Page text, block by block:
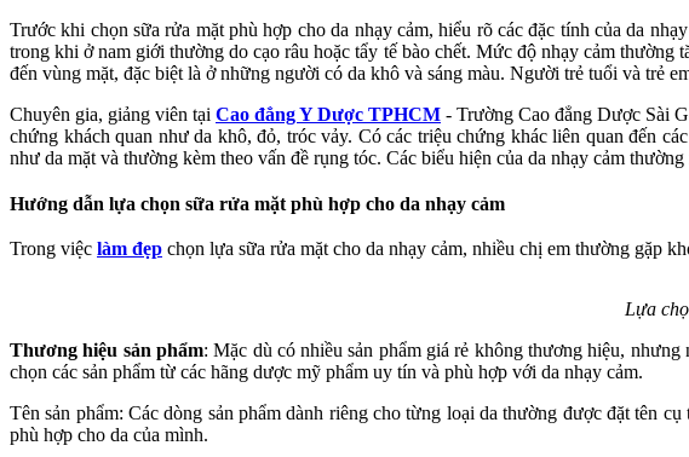
Trước khi chọn sữa rửa mặt phù hợp cho da nhạy cảm, hiểu rõ các đặc tính của da
trong khi ở nam giới thường do cạo râu hoặc tẩy tế bào chết. Mức độ nhạy cảm
đến vùng mặt, đặc biệt là ở những người có da khô và sáng màu. Người trẻ tuổi và trẻ
Chuyên gia, giảng viên tại Cao đẳng Y Dược TPHCM - Trường Cao đẳng Dược Sài
chứng khách quan như da khô, đỏ, tróc vảy. Có các triệu chứng khác liên quan đến
như da mặt và thường kèm theo vấn đề rụng tóc. Các biểu hiện của da nhạy cảm
Hướng dẫn lựa chọn sữa rửa mặt phù hợp cho da nhạy cảm
Trong việc làm đẹp chọn lựa sữa rửa mặt cho da nhạy cảm, nhiều chị em thường gặp
Lựa
Thương hiệu sản phẩm: Mặc dù có nhiều sản phẩm giá rẻ không thương hiệu,
chọn các sản phẩm từ các hãng dược mỹ phẩm uy tín và phù hợp với da nhạy cảm.
Tên sản phẩm: Các dòng sản phẩm dành riêng cho từng loại da thường được đặt tên
phù hợp cho da của mình.